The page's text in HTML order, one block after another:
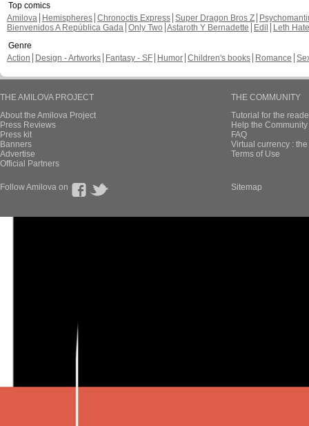
Top comics
Amilova
Hemispheres Chronoctis Express Super Dragon Bros Z
Bienvenidos A República Gada Only Two Astaroth Y Bernadette Edil
Leth Hate
Genre
Action
Design - Artworks Fantasy - SF Humor Children's books Romance
THE AMILOVA PROJECT
About the Amilova Project
Press Reviews
Press kit
Banners
Advertise
Official Partners
THE COMMUNITY
Tutorial for the
Help the
FAQ
Virtual currency :
Terms of Use
Follow Amilova on Sitemap